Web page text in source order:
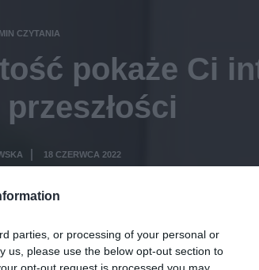
parties, or processing of your personal or
us, please use the below opt-out section to
opt-out request is processed you may
CZYTANIA
pokaże Ci
18 CZERWCA 2022